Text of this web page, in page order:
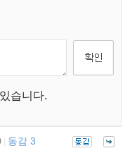
습니다.
동감 3